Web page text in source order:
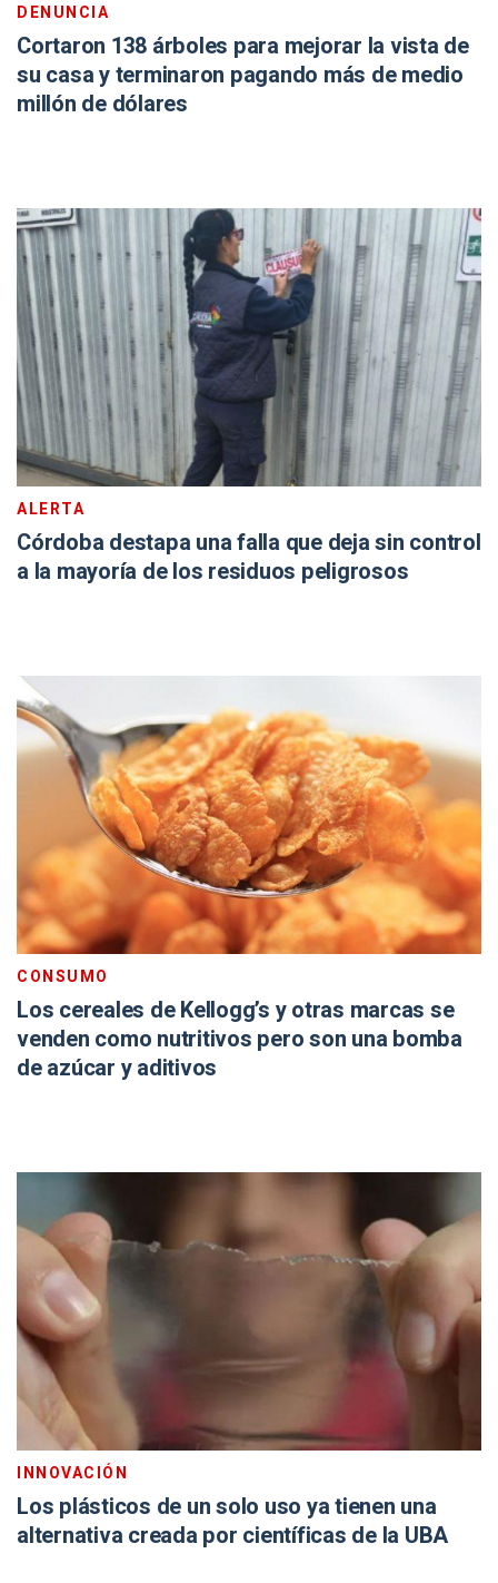
DENUNCIA
Cortaron 138 árboles para mejorar la vista de
su casa y terminaron pagando más de medio
millón de dólares
ALERTA
Córdoba destapa una falla que deja sin control
a la mayoría de los residuos peligrosos
CONSUMO
Los cereales de Kellogg’s y otras marcas se
venden como nutritivos pero son una bomba
de azúcar y aditivos
INNOVACIÓN
Los plásticos de un solo uso ya tienen una
alternativa creada por científicas de la UBA